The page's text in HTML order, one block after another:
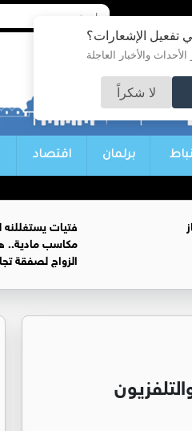
تفعيل الإشعارات؟
والأخبار العاجلة
لا شكراً
برلمان اقتصاد
فتيات
مكاسب مادية..
الزواج لصفقة